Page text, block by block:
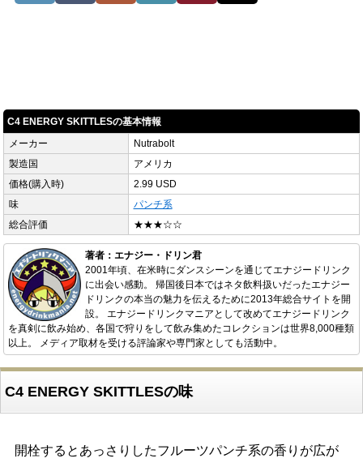
C4 ENERGY SKITTLESの基本情報
メーカー
Nutrabolt
製造国
アメリカ
価格(購入時)
2.99 USD
味
パンチ系
総合評価
★★★☆☆
著者：エナジー・ドリン君
2001年頃、在米時にダンスシーンを通じてエナジードリンク
に出会い感動。 帰国後日本ではネタ飲料扱いだったエナジー
ドリンクの本当の魅力を伝えるために2013年総合サイトを開
設。 エナジードリンクマニアとして改めてエナジードリンク
を真剣に飲み始め、各国で狩りをして飲み集めたコレクションは世界8,000種類
以上。 メディア取材を受ける評論家や専門家としても活動中。
C4 ENERGY SKITTLESの味
開栓するとあっさりしたフルーツパンチ系の香りが広が